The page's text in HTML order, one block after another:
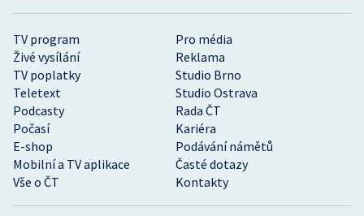
TV program
Pro média
Živé vysílání
Reklama
TV poplatky
Studio Brno
Teletext
Studio Ostrava
Podcasty
Rada ČT
Počasí
Kariéra
E-shop
Podávání námětů
Mobilní a TV aplikace
Časté dotazy
Vše o ČT
Kontakty